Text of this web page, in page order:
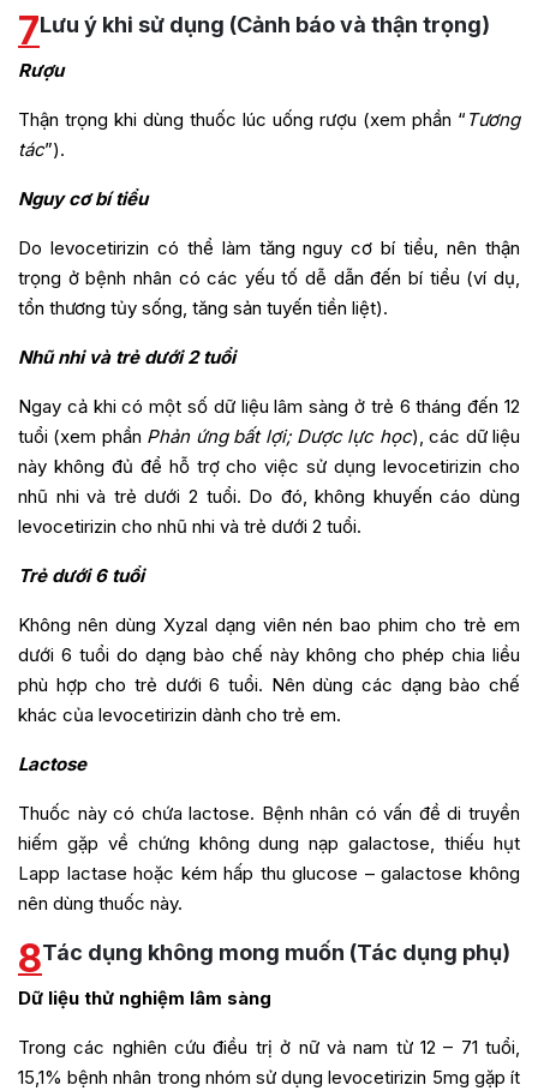
7Lưu ý khi sử dụng (Cảnh báo và thận trọng)
Rượu
Thận trọng khi dùng thuốc lúc uống rượu (xem phần “ Tương
tác”).
Nguy cơ bítiểu
Do levocetirizin có thể làm tăng nguy cơ bí tiểu, nên thận
trọng ở bệnh nhân có các yếu tố dễ dẫn đến bí tiểu (ví dụ,
tổn thương tủy sống, tăng sản tuyến tiền liệt).
Nhũ nhi và trẻ dưới 2 tuổi
Ngay cả khi có một số dữ liệu lâm sàng ở trẻ 6 tháng đến 12
tuổi (xem phần Phản ứng bất lợi; Dược lực học), các dữ liệu
này không đủ để hỗ trợ cho việc sử dụng levocetirizin cho
nhũ nhi và trẻ dưới 2 tuổi. Do đó, không khuyến cáo dùng
levocetirizin cho nhũ nhi và trẻ dưới 2 tuổi.
Trẻ dưới 6 tuổi
Không nên dùng Xyzal dạng viên nén bao phim cho trẻ em
dưới 6 tuổi do dạng bào chế này không cho phép chia liều
phù hợp cho trẻ dưới 6 tuổi. Nên dùng các dạng bào chế
khác của levocetirizin dành cho trẻ em.
Lactose
Thuốc này có chứa lactose. Bệnh nhân có vấn đề di truyền
hiếm gặp về chứng không dung nạp galactose, thiếu hụt
Lapp lactase hoặc kém hấp thu glucose – galactose không
nên dùng thuốc này.
8Tác dụng không mong muốn (Tác dụng phụ)
Dữ liệu thử nghiệm lâm sàng
Trong các nghiên cứu điều trị ở nữ và nam từ 12 – 71 tuổi,
15,1% bệnh nhân trong nhóm sử dụng levocetirizin 5mg gặp ít